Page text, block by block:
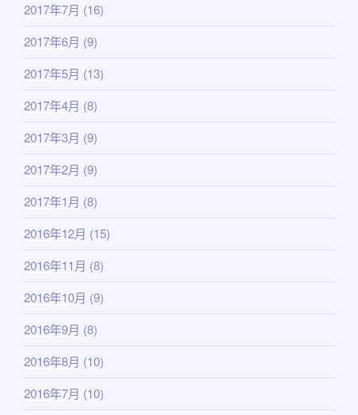
2017年7月 (16)
2017年6月 (9)
2017年5月 (13)
2017年4月 (8)
2017年3月 (9)
2017年2月 (9)
2017年1月 (8)
2016年12月 (15)
2016年11月 (8)
2016年10月 (9)
2016年9月 (8)
2016年8月 (10)
2016年7月 (10)